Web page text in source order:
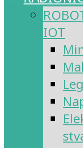
IOT